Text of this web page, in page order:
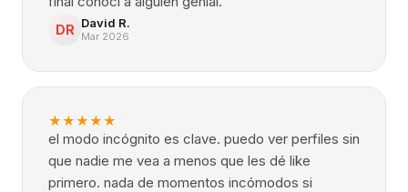
DR David R.
Mar 2026
★★★★★
el modo incógnito es clave. puedo ver perfiles sin
que nadie me vea a menos que les dé like
primero. nada de momentos incómodos si